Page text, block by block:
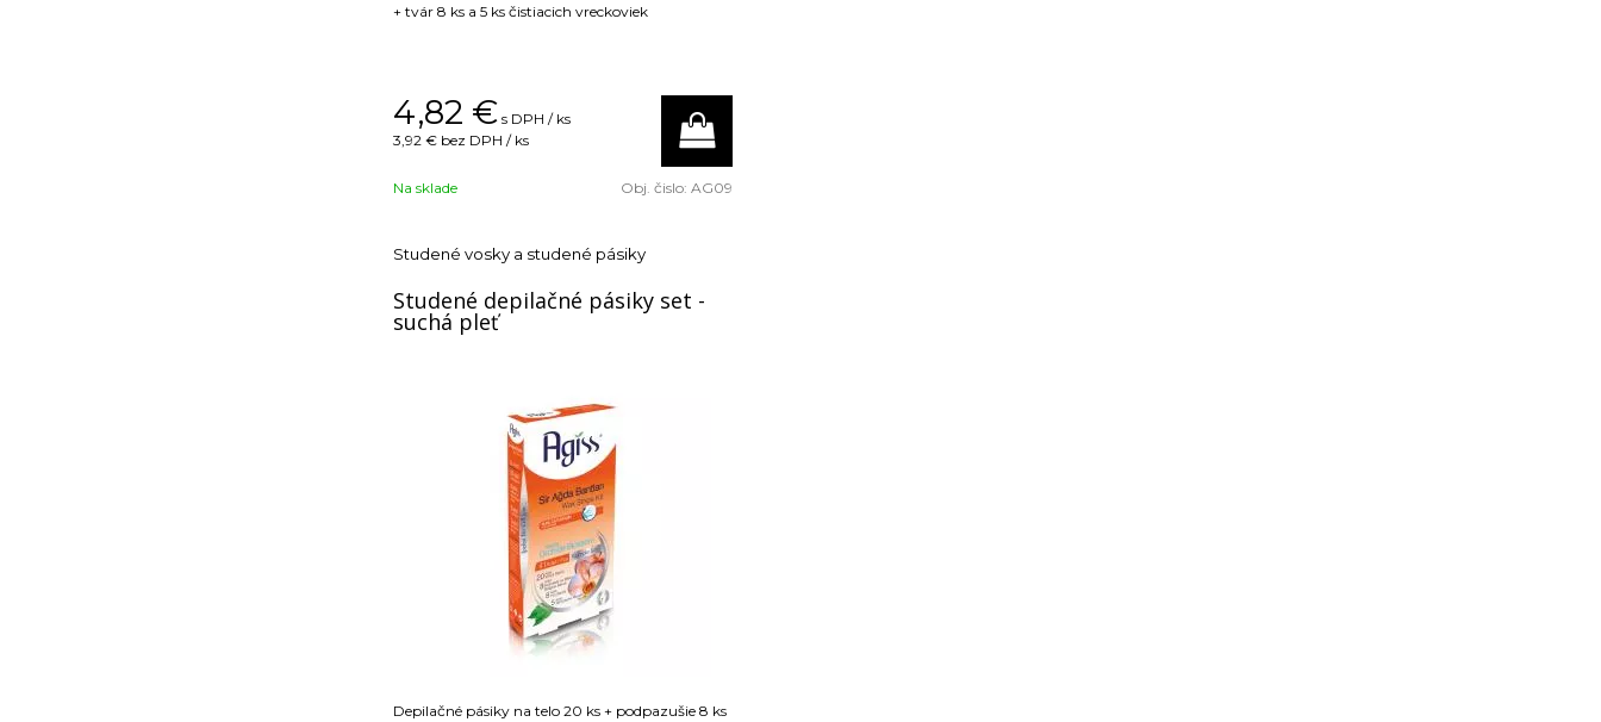
+ tvár 8 ks a 5 ks čistiacich vreckoviek
4,82 € s DPH / ks
3,92 € bez DPH / ks
Na sklade Obj. čislo: AG09
Studené vosky a studené pásiky
Studené depilačné pásiky set -
suchá pleť
Depilačné pásiky na telo 20 ks + podpazušie 8 ks